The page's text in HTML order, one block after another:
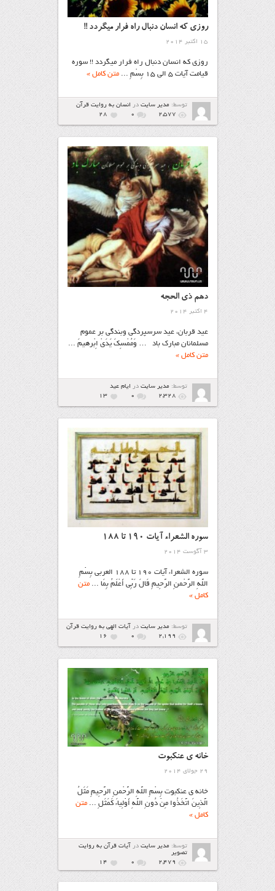
روزی که انسان دنبال راه فرار میگردد !!
15 اکتبر 2014
روزی که انسان دنبال راه فرار میگردد !! سوره
قیامت آیات ۵ الی ۱۵ بِسْمِ ...
متن کامل »
توسط: مدیر سایتدر انسان به روایت قرآن
2,577
۰ 28
دهم ذی الحجه
4 اکتبر 2014
عید قربان، عید سرسپردگی وبندگی بر عموم
مسلمانان مبارک باد … وَمُمْسِکَ یَدَىْ اِبْرهیمَ ...
متن کامل »
توسط: مدیر سایتدر ايام عيد
2,328
۰ 13
سوره الشعراء آیات 190 تا 188
3 آگوست 2014
سوره الشعراء آیات 190 تا 188 العربي بِسْمِ
اللَّهِ الرَّحْمنِ الرَّحِيمِ قَالَ رَ‌بِّي أَعْلَمُ بِمَا ...متن
کامل »
توسط: مدیر سایتدر آیات الهی به روایت قرآن
2,199
۰ 16
خانه ي عنکبوت
29 جولای 2014
خانه ي عنکبوت بِسْمِ اللَّهِ الرَّحْمنِ الرَّحِيمِ مَثَلُ
الَّذِينَ اتَّخَذُوا مِنْ دُونِ اللَّهِ أَوْلِياءَ کَمَثَلِ ...متن
کامل »
توسط: مدیر سایتدر آیات قرآن به روایت
تصویر
2,479
۰ 14